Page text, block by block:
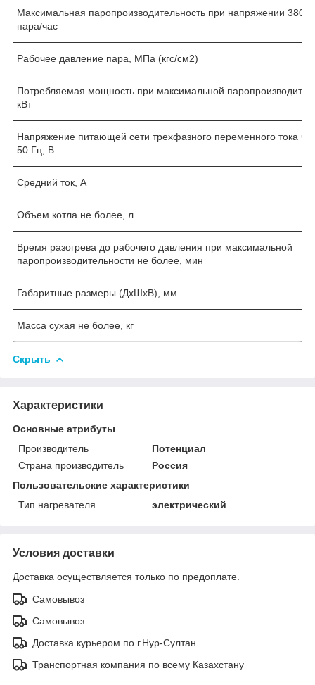
Максимальная паропроизводительность при напряжении 380
пара/час
Рабочее давление пара, МПа (кгс/см2)
Потребляемая мощность при максимальной
кВт
Напряжение питающей сети трехфазного переменного тока
50 Гц, В
Средний ток, А
Объем котла не более, л
Время разогрева до рабочего давления при максимальной
паропроизводительности не более, мин
Габаритные размеры (ДхШхВ), мм
Масса сухая не более, кг
Скрыть
Характеристики
Основные атрибуты
Производитель
Потенциал
Страна производитель
Россия
Пользовательские характеристики
Тип нагревателя
электрический
Условия доставки
Доставка осуществляется только по предоплате.
Самовывоз
Самовывоз
Доставка курьером по г.Нур-Султан
Транспортная компания по всему Казахстану